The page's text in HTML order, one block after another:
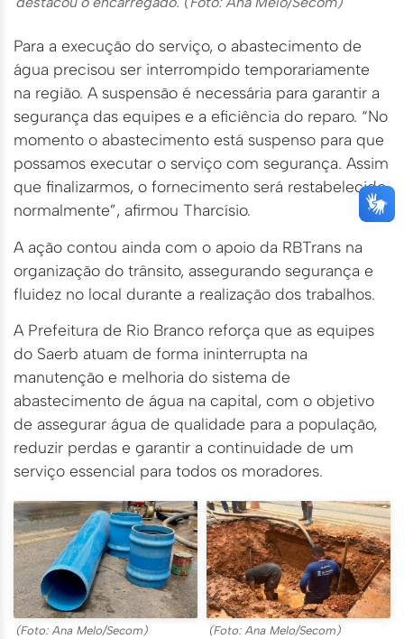
Para a execução do serviço, o abastecimento de
água precisou ser interrompido temporariamente
na região. A suspensão é necessária para garantir a
segurança das equipes e a eficiência do reparo. “No
momento o abastecimento está suspenso para que
possamos executar o serviço com segurança. Assim
que finalizarmos, o fornecimento será restabelecido
normalmente”, afirmou Tharcísio.
A ação contou ainda com o apoio da RBTrans na
organização do trânsito, assegurando segurança e
fluidez no local durante a realização dos trabalhos.
A Prefeitura de Rio Branco reforça que as equipes
do Saerb atuam de forma ininterrupta na
manutenção e melhoria do sistema de
abastecimento de água na capital, com o objetivo
de assegurar água de qualidade para a população,
reduzir perdas e garantir a continuidade de um
serviço essencial para todos os moradores.
(Foto: Ana Melo/Secom) (Foto: Ana Melo/Secom)